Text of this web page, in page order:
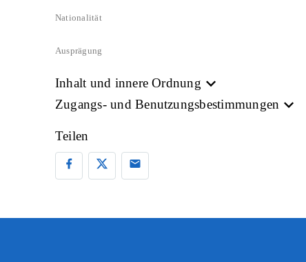
Nationalität
Ausprägung
Inhalt und innere Ordnung
Zugangs- und Benutzungsbestimmungen
Teilen